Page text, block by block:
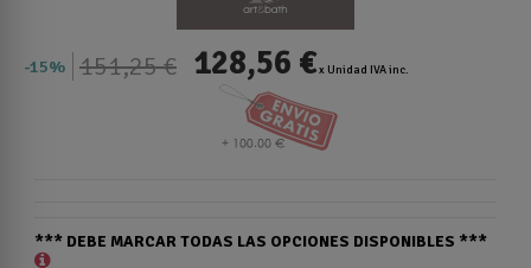
15% 151,25 € 128,56 €x Unidad IVA inc.
*** DEBE MARCAR TODAS LAS OPCIONES DISPONIBLES ***